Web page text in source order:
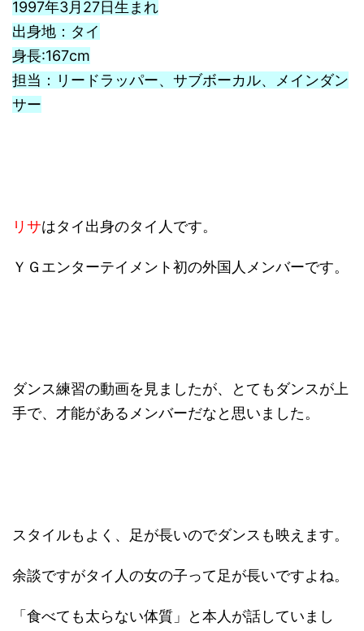
1997年3月27日生まれ
出身地：タイ
身長:167cm
担当：リードラッパー、サブボーカル、メインダン
サー
リサはタイ出身のタイ人です。
ＹＧエンターテイメント初の外国人メンバーです。
ダンス練習の動画を見ましたが、とてもダンスが上
手で、才能があるメンバーだなと思いました。
スタイルもよく、足が長いのでダンスも映えます。
余談ですがタイ人の女の子って足が長いですよね。
「食べても太らない体質」と本人が話していまし